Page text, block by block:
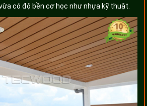
có độ bền cơ học như nhựa kỹ thuật.